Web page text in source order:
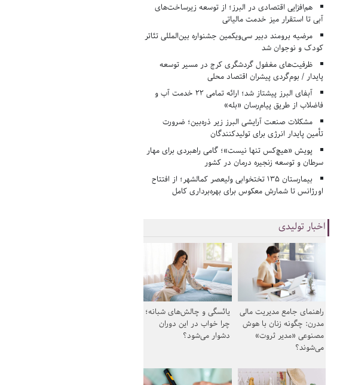
هم‌افزایی اقتصادی در البرز؛ از توسعه زیرساخت‌های
آبی تا استقرار میز خدمت مالیاتی
مرضیه برومند دبیر سی‌ویکمین جشنواره بین‌المللی تئاتر
کودک و نوجوان شد
ظرفیت‌های مغفول گردشگری کرج در مسیر توسعه
پایدار / بوم‌گردی پیشران اقتصاد محلی
آبفای البرز پیشتاز شد؛ ارائه تمامی ۲۲ خدمت آب و
فاضلاب از طریق پیام‌رسان «بله»
مشکلات صنعت آرایشی البرز زیر ذره‌بین؛ ضرورت
تأمین پایدار انرژی برای تولیدکنندگان
پویش «هیچ‌کس تنها نیست»؛ گامی راهبردی برای مهار
سرطان و توسعه زنجیره درمان در کشور
بیمارستان ۱۳۵ تختخوابی ولیعصر کمالشهر؛ از افتتاح
اورژانس تا شمارش معکوس برای بهره‌برداری کامل
اخبار تولیدی
راهنمای جامع مدیریت مالی
مدرن: چگونه زنان با هوش
مصنوعی «مدیر ثروت»
می‌شوند؟
یائسگی و چالش‌های شبانه؛
چرا خواب در این دوران
دشوار می‌شود؟